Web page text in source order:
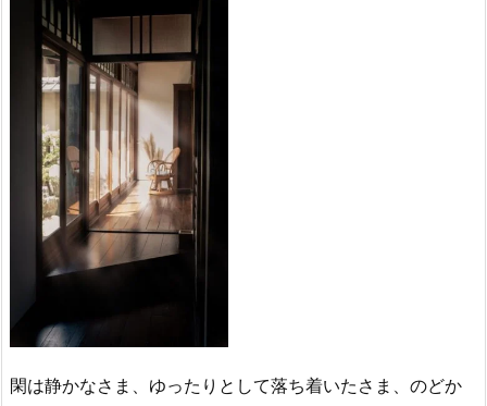
閑は静かなさま、ゆったりとして落ち着いたさま、のどか